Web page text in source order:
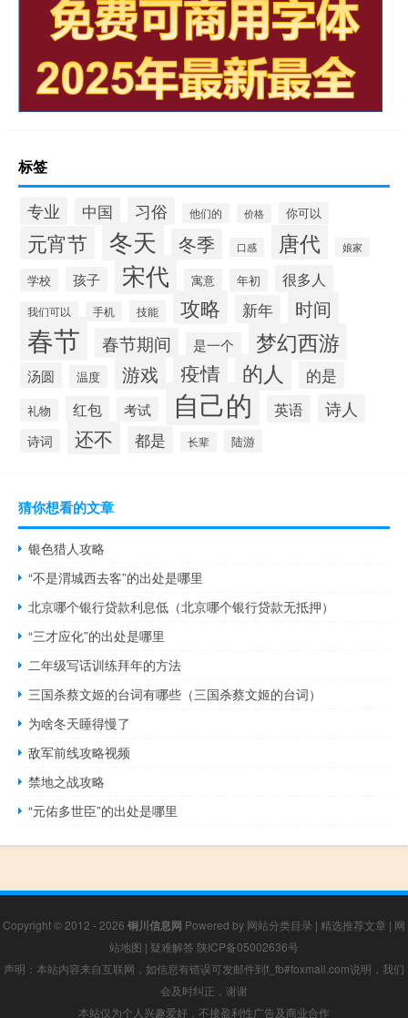
标签
专业 中国 习俗 他们的 价格 你可以
元宵节 冬天 冬季 口感 唐代 娘家
学校 孩子 宋代 寓意 年初 很多人
我们可以 手机 技能 攻略 新年 时间
春节 春节期间 是一个 梦幻西游
汤圆 温度 游戏 疫情 的人 的是
礼物 红包 考试 自己的 英语 诗人
诗词 还不 都是 长辈 陆游
猜你想看的文章
银色猎人攻略
“不是渭城西去客”的出处是哪里
北京哪个银行贷款利息低（北京哪个银行贷款无抵押）
“三才应化”的出处是哪里
二年级写话训练拜年的方法
三国杀蔡文姬的台词有哪些（三国杀蔡文姬的台词）
为啥冬天睡得慢了
敌军前线攻略视频
禁地之战攻略
“元佑多世臣”的出处是哪里
Copyright © 2012 - 2026 铜川信息网 Powered by 网站分类目录 | 精选推荐文章 | 网
站地图 | 疑难解答 陕ICP备05002636号
声明：本站内容来自互联网，如信息有错误可发邮件到f_fb#foxmail.com说明，我们
会及时纠正，谢谢
本站仅为个人兴趣爱好，不接盈利性广告及商业合作